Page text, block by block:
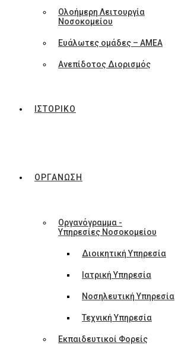
Ολοήμερη Λειτουργία
Νοσοκομείου
Ευάλωτες ομάδες – ΑΜΕΑ
Ανεπίδοτος Διορισμός
ΙΣΤΟΡΙΚΟ
ΟΡΓΑΝΩΣΗ
Οργανόγραμμα -
Υπηρεσίες Νοσοκομείου
Διοικητική Υπηρεσία
Ιατρική Υπηρεσία
Νοσηλευτική Υπηρεσία
Τεχνική Υπηρεσία
Εκπαιδευτικοί Φορείς